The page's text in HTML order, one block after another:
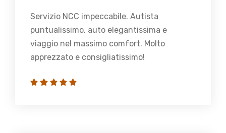
Servizio NCC impeccabile. Autista
puntualissimo, auto elegantissima e
viaggio nel massimo comfort. Molto
apprezzato e consigliatissimo!